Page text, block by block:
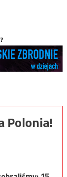
Polonia!